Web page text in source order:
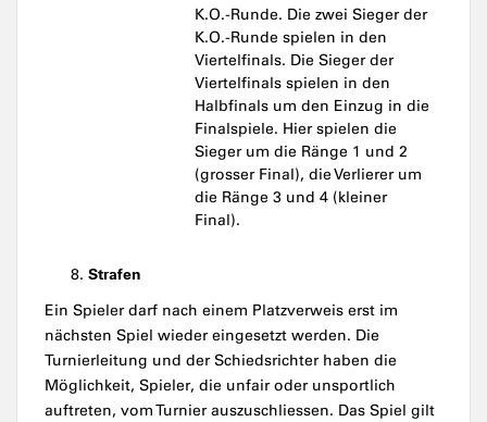
K.O.-Runde. Die zwei Sieger der
K.O.-Runde spielen in den
Viertelfinals. Die Sieger der
Viertelfinals spielen in den
Halbfinals um den Einzug in die
Finalspiele. Hier spielen die
Sieger um die Ränge 1 und 2
(grosser Final), die Verlierer um
die Ränge 3 und 4 (kleiner
Final).
Strafen
Ein Spieler darf nach einem Platzverweis erst im
nächsten Spiel wieder eingesetzt werden. Die
Turnierleitung und der Schiedsrichter haben die
Möglichkeit, Spieler, die unfair oder unsportlich
auftreten, vom Turnier auszuschliessen. Das Spiel gilt